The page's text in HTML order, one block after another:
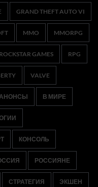
GRAND THEFT AUTO VI
MMO MMORPG
ROCKSTAR GAMES RPG
VALVE
В МИРЕ
КОНСОЛЬ
РОССИЯНЕ
СТРАТЕГИЯ ЭКШЕН